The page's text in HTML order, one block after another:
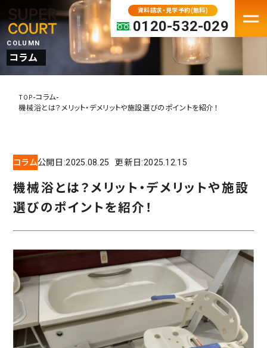
資料請求・見学予約(無料)
0120-532-029
兵庫の老人ホーム・介護施設
奈良の老人ホーム・介護施設
滋賀の老人ホーム・介護施設
入居検討中の方へ
入居の流れ
お客様の声
見学レポート
よくある質問
COLUMN
コラム
TOP-コラム-
機械浴とは？メリット・デメリットや施設選びのポイントを紹介！
コラム公開日:2025.08.25 更新日:2025.12.15
機械浴とは？メリット・デメリットや施設
選びのポイントを紹介！